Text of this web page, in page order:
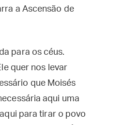
a Ascensão de
para os céus.
quer nos levar
que Moisés
aqui uma
para tirar o povo